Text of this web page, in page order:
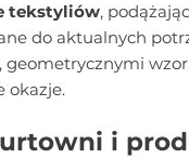
tekstyliów,
do aktualnych
okazje.
i